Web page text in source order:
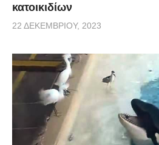
κατοικιδίων
22 ΔΕΚΕΜΒΡΊΟΥ, 2023